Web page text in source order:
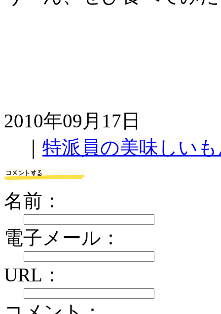
2010年09月17日
特派員の美味しい
名前：
電子メール：
URL：